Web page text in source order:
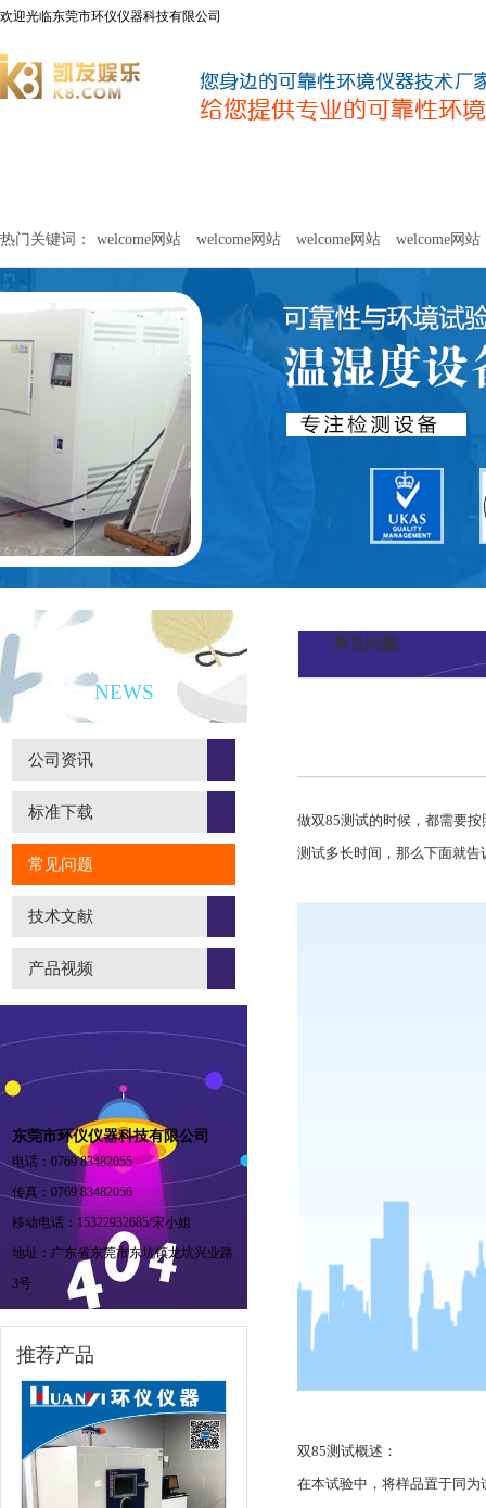
欢迎光临东莞市环仪仪器科技有限公司
关于环仪 联系环仪
热门关键词： welcome网站 welcome网站 welcome网站 welcome网站
网站 welcome网站
新闻资讯
NEWS
公司资讯
标准下载
常见问题
技术文献
产品视频
东莞市环仪仪器科技有限公司
电话：0769 83482055
传真：0769 83482056
移动电话：15322932685/宋小姐
地址：广东省东莞市东坑镇龙坑兴业路
3号
推荐产品
常见问题
做双85测试的时候，都需要
测试多长时间，那么下面就
双85测试概述：
在本试验中，将样品置于同